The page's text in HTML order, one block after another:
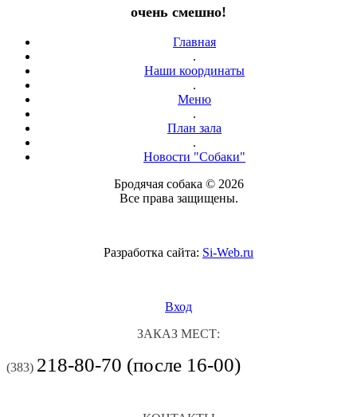
очень смешно!
Главная
.
Наши координаты
.
Меню
.
План зала
.
Новости "Собаки"
Бродячая собака © 2026
Все права защищены.
Разработка сайта: Si-Web.ru
Вход
ЗАКАЗ МЕСТ:
(383) 218-80-70 (после 16-00)